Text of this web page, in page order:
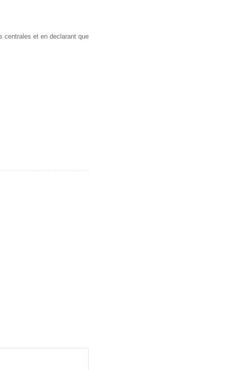
centrales et en declarant que